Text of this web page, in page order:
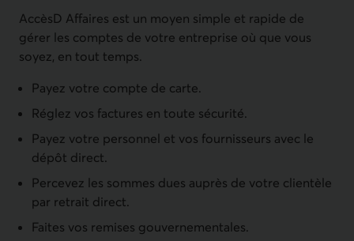
AccèsD Affaires est un moyen simple et rapide de
gérer les comptes de votre entreprise où que vous
soyez, en tout temps.
Payez votre compte de carte.
Réglez vos factures en toute sécurité.
Payez votre personnel et vos fournisseurs avec le
dépôt direct.
Percevez les sommes dues auprès de votre clientèle
par retrait direct.
Faites vos remises gouvernementales.